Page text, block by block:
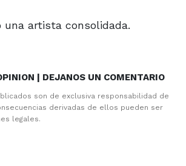
una artista consolidada.
| DEJANOS UN COMENTARIO
son de exclusiva responsabilidad de
derivadas de ellos pueden ser
legales.